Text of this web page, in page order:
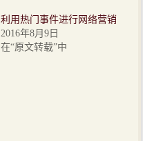
利用热门事件进行网络营销
2016年8月9日
在“原文转载”中